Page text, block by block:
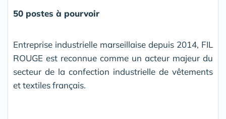
50 postes à pourvoir
Entreprise industrielle marseillaise depuis 2014, FIL
ROUGE est reconnue comme un acteur majeur du
secteur de la confection industrielle de vêtements
et textiles français.